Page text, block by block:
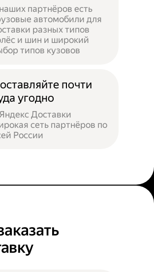
партнёров есть
автомобили для
разных типов
и шин и широкий
типов кузовов
почти
угодно
Доставки
сеть партнёров по
России